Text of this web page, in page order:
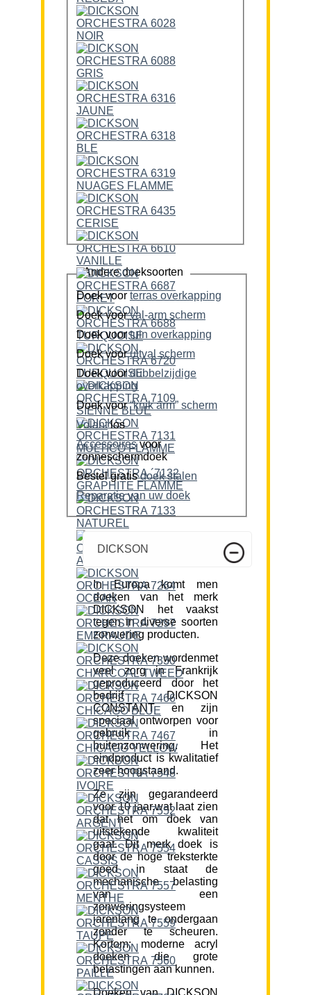
Andere doeksoorten
Doek voor terras overkapping
Doek voor
val-arm scherm
Doek voor
tuin overkapping
Doek voor
uitval scherm
Doek voordubbelzijdige
overkapping
Doek voor
“knik arm” scherm
Volantlos
Accessoiresvoor
zonneschermdoek
Bestel gratis doek stalen
Reparatie van uw doek
DICKSON
In Europa komt men
doeken van het merk
DICKSON het vaakst
tegen in diverse soorten
zonwering producten.
Deze doeken wordenmet
veel zorg in Frankrijk
geproduceerd door het
bedrijf DICKSON
CONSTANT en zijn
speciaal ontworpen voor
gebruik in
buitenzonwering. Het
eindproduct is kwalitatief
zeer hoogstaand.
Ze zijn gegarandeerd
voor 10 jaar,wat laat zien
dat het om doek van
uitstekende kwaliteit
gaat. Dit merk doek is
door de hoge treksterkte
goed in staat de
mechanische belasting
van een
zonweringsysteem
jarenlang te ondergaan
zonder te scheuren.
Kortom; moderne acryl
doeken die grote
belastingen aan kunnen.
Doeken van DICKSON